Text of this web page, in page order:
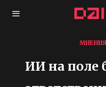
ИИ на поле